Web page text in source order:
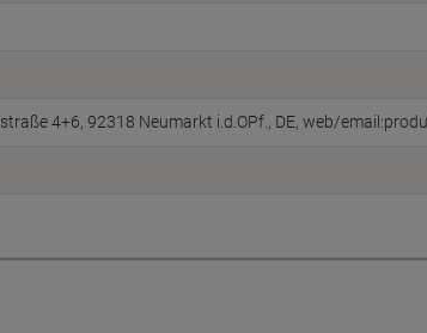
4+6, 92318 Neumarkt i.d.OPf., DE, web/